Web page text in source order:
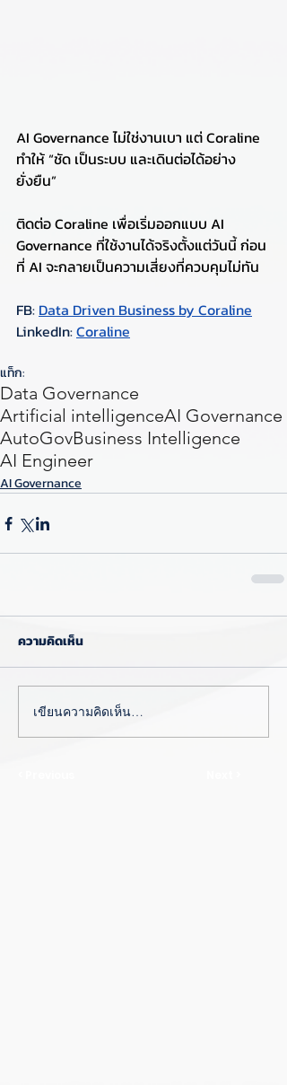
AI Governance ไม่ใช่งานเบา แต่ Coraline
ทำให้ “ชัด เป็นระบบ และเดินต่อได้อย่าง
ยั่งยืน”
ติดต่อ Coraline เพื่อเริ่มออกแบบ AI
Governance ที่ใช้งานได้จริงตั้งแต่วันนี้ ก่อน
ที่ AI จะกลายเป็นความเสี่ยงที่ควบคุมไม่ทัน
FB: Data Driven Business by Coraline
LinkedIn: Coraline
แท็ก:
Data Governance
Artificial intelligenceAI Governance
AutoGovBusiness Intelligence
AI Engineer
AI Governance
ความคิดเห็น
เขียนความคิดเห็น…